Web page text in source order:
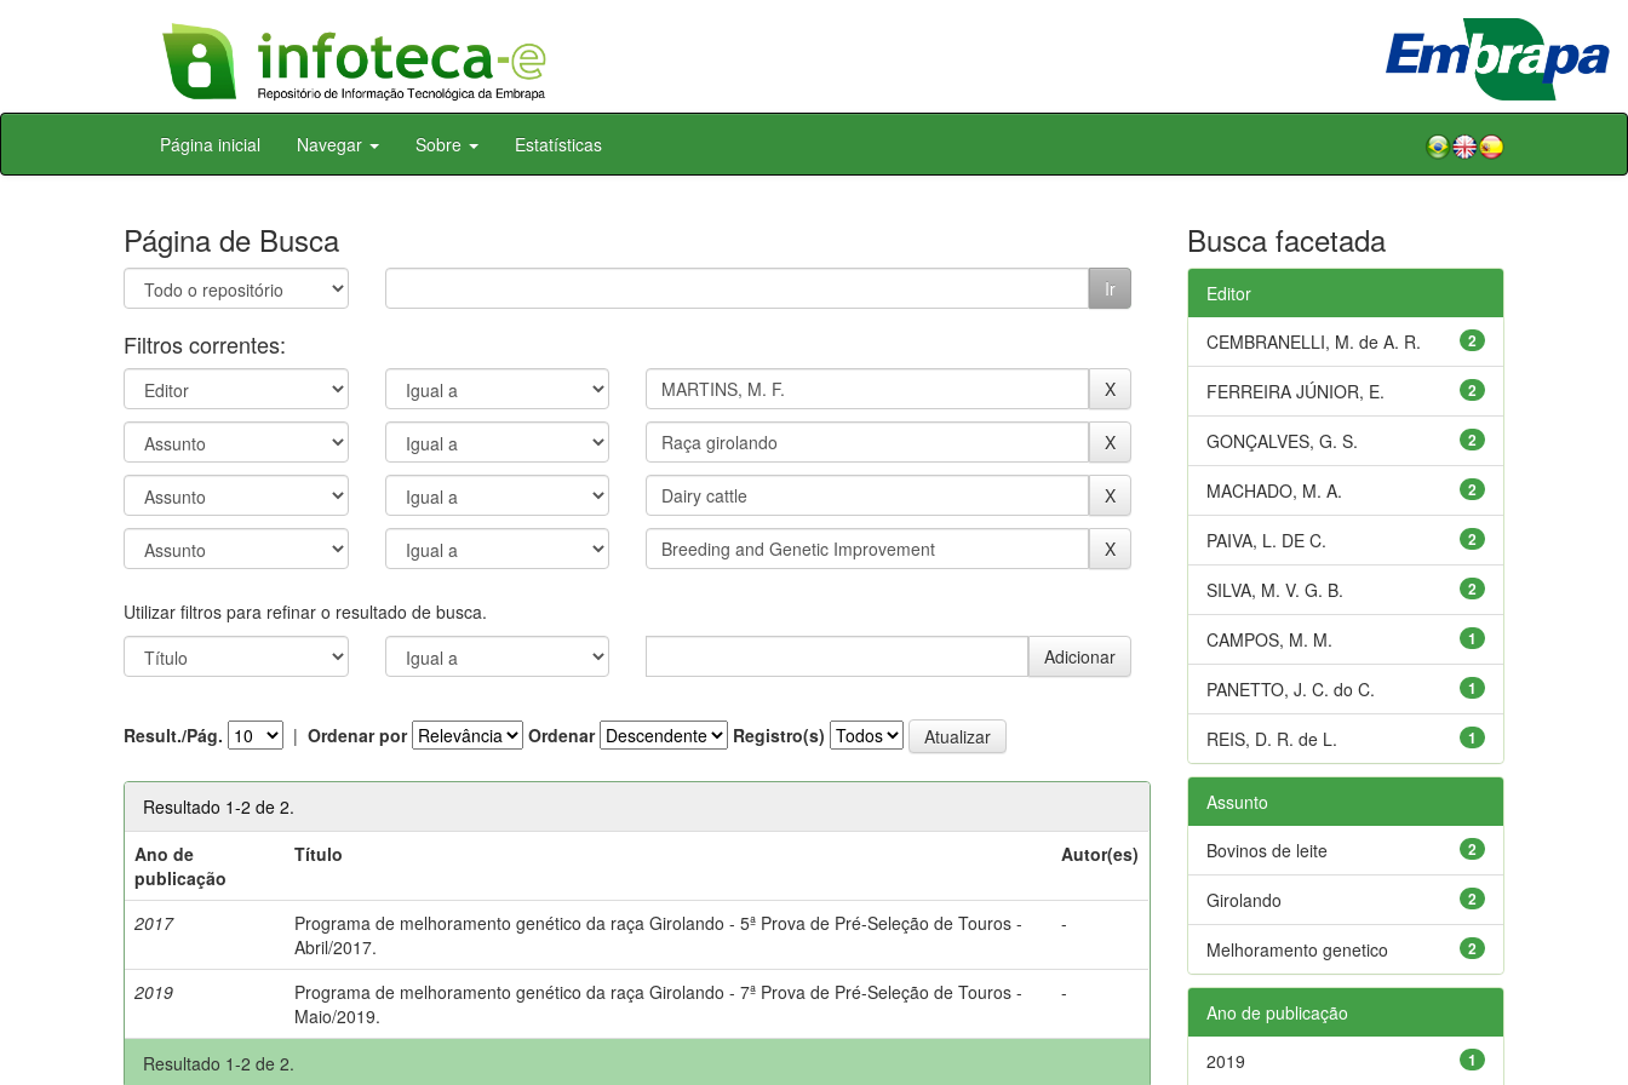
Skip
Página inicial Navegar Sobre Estatísticas
Página de Busca
Filtros correntes:
Utilizar filtros para refinar o resultado de busca.
Result./Pág. | Ordenar por Ordenar Registro(s)
Resultado 1-2 de 2.
Ano de
publicação
Título Autor(es)
2017
Programa de melhoramento genético da raça Girolando - 5ª Prova de Pré-Seleção de Touros -
Abril/2017.
-
2019
Programa de melhoramento genético da raça Girolando - 7ª Prova de Pré-Seleção de Touros -
Maio/2019.
-
Resultado 1-2 de 2.
Busca facetada
Editor
2
CEMBRANELLI, M. de A. R.
2
FERREIRA JÚNIOR, E.
2
GONÇALVES, G. S.
2
MACHADO, M. A.
2
PAIVA, L. DE C.
2
SILVA, M. V. G. B.
1
CAMPOS, M. M.
1
PANETTO, J. C. do C.
1
REIS, D. R. de L.
Assunto
2
Bovinos de leite
2
Girolando
2
Melhoramento genetico
Ano de publicação
1
2019